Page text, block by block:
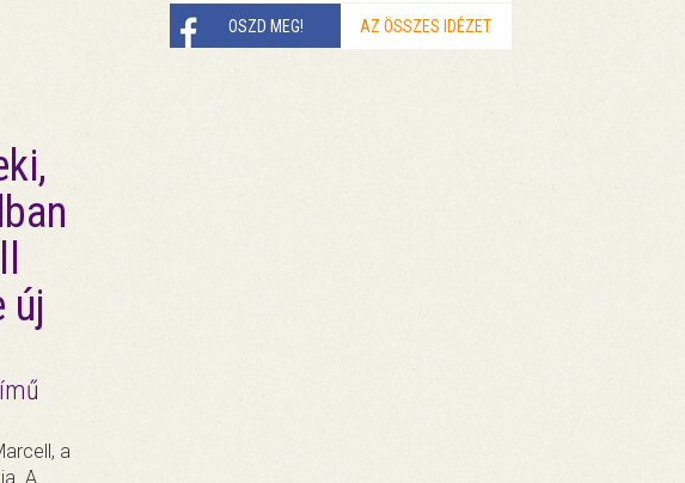
új
a
A
OSZD MEG! AZ ÖSSZES IDÉZET